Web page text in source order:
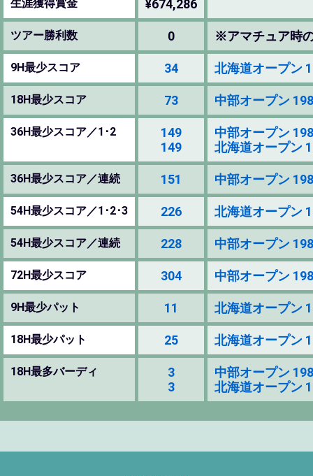
生涯獲得賞金 ¥674,286
ツアー勝利数 0 ※アマチュア時
9H最少スコア 34 北海道オープン
18H最少スコア 73 中部オープン
36H最少スコア／1･2
149
149
中部オープン
北海道オープン
36H最少スコア／連続 151 中部オープン
54H最少スコア／1･2･3 226 北海道オープン
54H最少スコア／連続 228 中部オープン
72H最少スコア 304 中部オープン
9H最少パット 11 北海道オープン
18H最少パット 25 北海道オープン
18H最多バーディ
3
3
中部オープン
北海道オープン